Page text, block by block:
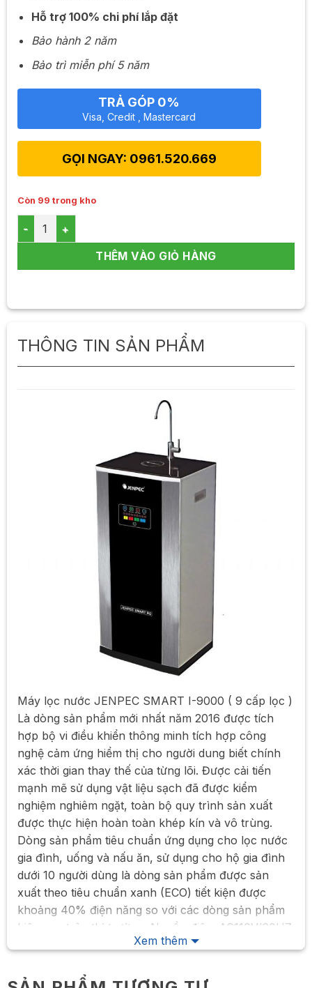
Hỗ trợ 100% chi phí lắp đặt
Bảo hành 2 năm
Bảo trì miễn phí 5 năm
TRẢ GÓP 0%
Visa, Credit , Mastercard
GỌI NGAY: 0961.520.669
Còn 99 trong kho
Máy lọc nước JENPEC SMART I-9000 số lượng
THÊM VÀO GIỎ HÀNG
THÔNG TIN SẢN PHẨM
Máy lọc nước JENPEC SMART I-9000 ( 9 cấp lọc )
Là dòng sản phẩm mới nhất năm 2016 được tích
hợp bộ vi điều khiển thông minh tích hợp công
nghệ cảm ứng hiểm thị cho người dung biết chính
xác thời gian thay thế của từng lõi. Được cải tiến
mạnh mẽ sử dụng vật liệu sạch đã được kiểm
nghiệm nghiêm ngặt, toàn bộ quy trình sản xuất
được thực hiện hoàn toàn khép kín và vô trùng.
Dòng sản phẩm tiêu chuẩn ứng dụng cho lọc nước
gia đình, uống và nấu ăn, sử dụng cho hộ gia đình
dưới 10 người dùng là dòng sản phẩm được sản
xuất theo tiêu chuẩn xanh (ECO) tiết kiện được
khoảng 40% điện năng so với các dòng sản phẩm
hiện nay trên thị trường, Nguồn điện: AC110V/60HZ
Điện thế sử dụng: DC24V/1.2A ( khoảng 5 số
Xem thêm